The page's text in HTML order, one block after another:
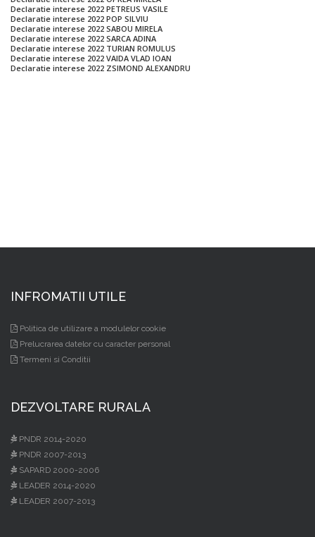
Declaratie interese 2022 PETREUS VASILE
Declaratie interese 2022 POP SILVIU
Declaratie interese 2022 SABOU MIRELA
Declaratie interese 2022 SARCA ADINA
Declaratie interese 2022 TURIAN ROMULUS
Declaratie interese 2022 VAIDA VLAD IOAN
Declaratie interese 2022 ZSIMOND ALEXANDRU
INFROMATII UTILE
Politica de utilizare a modulelor cookie
Prelucrarea datelor cu caracter personal
Termeni si Conditii
DEZVOLTARE RURALA
PNDR 2014-2020
PNDR 2007-2013
SAPARD 2000-2006
LEADER 2014-2020
LEADER 2007-2013